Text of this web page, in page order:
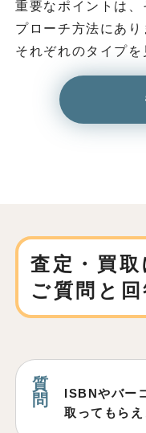
重要なポイントは
プローチ方法にあり
それぞれのタイプを
査定・買取
ご質問と回
ISBNやバー
取ってもらえ